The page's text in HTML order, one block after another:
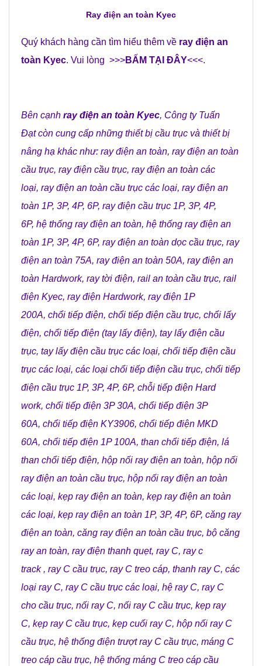
Ray điện an toàn Kyec
Quý khách hàng cần tìm hiểu thêm về ray điện an
toàn Kyec. Vui lòng >>>BẤM TẠI ĐÂY<<<.
Bên cạnh ray điện an toàn Kyec, Công ty Tuấn
Đạtcòn cung cấp những thiết bị cầu trục và thiết bị
nâng hạ khác như: ray điện an toàn, ray điện an toàn
cầu trục, ray điện cầu trục, ray điện an toàn các
loại, ray điện an toàn cầu trục các loại, ray điện an
toàn 1P, 3P, 4P, 6P, ray điện cầu trục 1P, 3P, 4P,
6P, hệ thống ray điện an toàn, hệ thống ray điện an
toàn 1P, 3P, 4P, 6P, ray điện an toàn dọc cầu trục, ray
điện an toàn 75A, ray điện an toàn 50A, ray điện an
toàn Hardwork, ray tời điện, rail an toàn cầu trục, rail
điện Kyec, ray điện Hardwork, ray điện 1P
200A, chổi tiếp điện, chổi tiếp điện cầu trục, chổi lấy
điện, chổi tiếp điện (tay lấy điện), tay lấy điện cầu
trục, tay lấy điện cầu trục các loại, chổi tiếp điện cầu
trục các loại, các loại chổi tiếp điện cầu trục, chổi tiếp
điện cầu trục 1P, 3P, 4P, 6P, chỗi tiếp điện Hard
work, chổi tiếp điện 3P 30A, chổi tiếp điện 3P
60A, chổi tiếp điện KY3906, chổi tiếp điện MKD
60A, chổi tiếp điện 1P 100A, than chổi tiếp điện, lá
than chổi tiếp điện, hộp nối ray điện an toàn, hộp nối
ray điện an toàn cầu trục, hộp nối ray điện an toàn
các loại, kẹp ray điện an toàn, kẹp ray điện an toàn
các loại, kẹp ray điện an toàn 1P, 3P, 4P, 6P, căng ray
điện an toàn, căng ray điện an toàn cầu trục, bộ căng
ray an toàn, ray điện thanh quẹt, ray C, ray c
track, ray C cầu trục, ray C treo cáp, thanh ray C, các
loại ray C, ray C cầu trục các loại, hệ ray C, ray C
cho cầu trục, nối ray C, nối ray C cầu trục, kẹp ray
C, kẹp ray C cầu trục, kẹp cuối ray C, hộp nối ray C
cầu trục, hệ thống điện trượt ray C cầu trục, máng C
treo cáp cầu trục, hệ thống máng C treo cáp cầu